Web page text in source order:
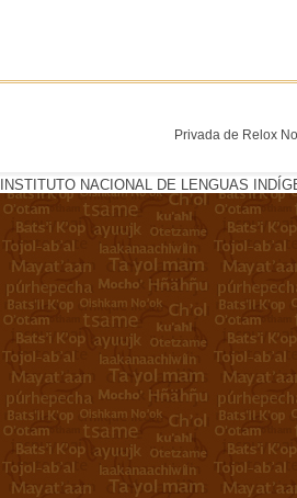
Privada de Relox
INSTITUTO NACIONAL DE LENGUAS